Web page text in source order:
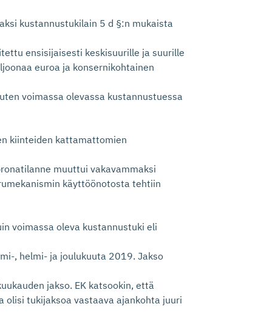
kustannustukilain 5 d §:n mukaista
ensisijaisesti keskisuurille ja suurille
euroa ja konsernikohtainen
voimassa olevassa kustannustuessa
kiinteiden kattamattomien
muuttui vakavammaksi
käyttöönotosta tehtiin
voimassa oleva kustannustuki eli
, helmi- ja joulukuuta 2019. Jakso
jakso. EK katsookin, että
tukijaksoa vastaava ajankohta juuri